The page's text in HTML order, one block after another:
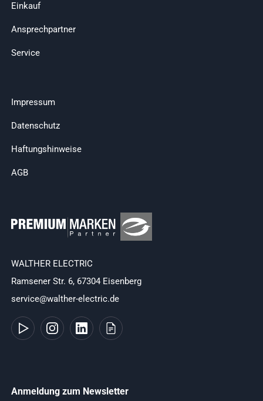
Einkauf
Ansprechpartner
Service
Impressum
Datenschutz
Haftungshinweise
AGB
WALTHER ELECTRIC
Ramsener Str. 6, 67304 Eisenberg
service@walther-electric.de
Anmeldung zum Newsletter